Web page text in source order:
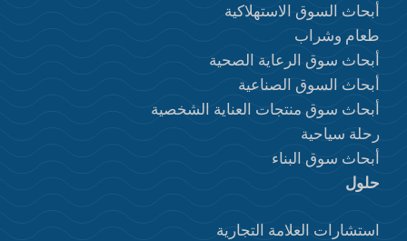
أبحاث السوق الاستهلاكية
طعام وشراب
أبحاث سوق الرعاية الصحية
أبحاث السوق الصناعية
أبحاث سوق منتجات العناية الشخصية
رحلة سياحية
أبحاث سوق البناء
حلول
استشارات العلامة التجارية